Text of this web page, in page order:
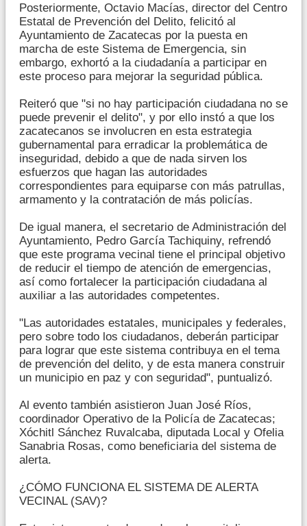
Posteriormente, Octavio Macías, director del Centro
Estatal de Prevención del Delito, felicitó al
Ayuntamiento de Zacatecas por la puesta en
marcha de este Sistema de Emergencia, sin
embargo, exhortó a la ciudadanía a participar en
este proceso para mejorar la seguridad pública.
Reiteró que "si no hay participación ciudadana no se
puede prevenir el delito", y por ello instó a que los
zacatecanos se involucren en esta estrategia
gubernamental para erradicar la problemática de
inseguridad, debido a que de nada sirven los
esfuerzos que hagan las autoridades
correspondientes para equiparse con más patrullas,
armamento y la contratación de más policías.
De igual manera, el secretario de Administración del
Ayuntamiento, Pedro García Tachiquiny, refrendó
que este programa vecinal tiene el principal objetivo
de reducir el tiempo de atención de emergencias,
así como fortalecer la participación ciudadana al
auxiliar a las autoridades competentes.
"Las autoridades estatales, municipales y federales,
pero sobre todo los ciudadanos, deberán participar
para lograr que este sistema contribuya en el tema
de prevención del delito, y de esta manera construir
un municipio en paz y con seguridad", puntualizó.
Al evento también asistieron Juan José Ríos,
coordinador Operativo de la Policía de Zacatecas;
Xóchitl Sánchez Ruvalcaba, diputada Local y Ofelia
Sanabria Rosas, como beneficiaria del sistema de
alerta.
¿CÓMO FUNCIONA EL SISTEMA DE ALERTA
VECINAL (SAV)?